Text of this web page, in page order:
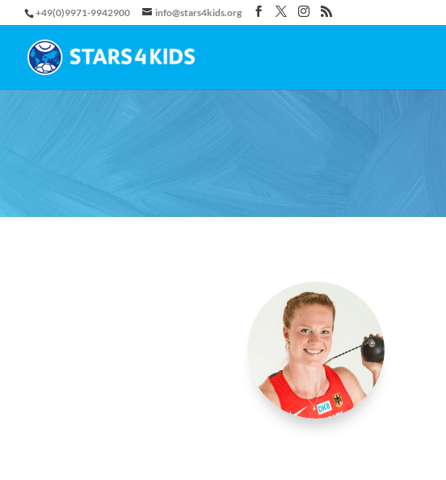
+49(0)9971-9942900 info@stars4kids.org